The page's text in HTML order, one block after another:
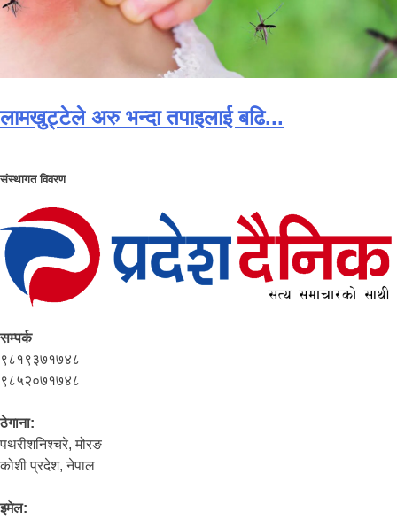
लामखुट्टेले अरु भन्दा तपाइलाई बढि...
संस्थागत विवरण
सम्पर्क
९८१९३७१७४८
९८५२०७१७४८
ठेगाना:
पथरीशनिश्‍चरे, मोरङ
कोशी प्रदेश, नेपाल
इमेल: